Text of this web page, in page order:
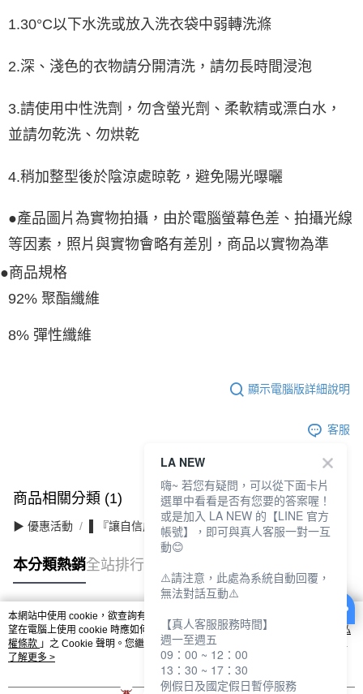
1.30°C以下水洗或放入洗衣袋中弱轉洗滌
2.深、淺色的衣物請分開清洗，請勿長時間浸泡
3.請使用中性洗劑，勿含螢光劑、柔軟精或漂白水，
並請勿乾洗、勿烘乾
4.稍加整型後於陰涼處晾乾，避免陽光曝曬
●產品圖片為實物拍攝，由於電腦螢幕色差、拍攝光線
等因素，照片與實物會略有差別，商品以實物為準
●商品規格
92% 聚酯纖維
8% 彈性纖維
顯示電腦版詳細說明
客服
商品相關分類 (1)
▶ 優惠活動 ▌『讓自信成為日常』滿件最高3折
本分類熱銷全站排行
熱門標籤
本網站中使用 cookie，欲查詢有關本網站使用 cookie 方式之詳情，及若您不希
望在電腦上使用 cookie 時應如何變更電腦的 cookie 設定，請參閱本網站「
隱私
權條款 」之 Cookie 聲明。您繼續使用本網站即表示您同意本公司得按本網站使
用條款之 Cookie 聲明使用 cookie。
了解更多 >
LA NEW
嗨~ 若您有疑問，可以從下面卡片
選單中看看是否有您要的答案喔！
或是加入 LA NEW 的【LINE 官方
帳號】，即可與真人客服一對一互
動😊
⚠️請注意，此處為系統自動回覆，
無法對話互動⚠️
【真人客服服務時間】
週一至週五
09：00 ~ 12：00
13：30 ~ 17：30
例假日及國定假日暫停服務